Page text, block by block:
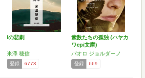
Iの悲劇
米澤 穂信
登録 6773
素数たちの孤独 (ハヤカ
ワepi文庫)
パオロ ジョルダーノ
登録 669